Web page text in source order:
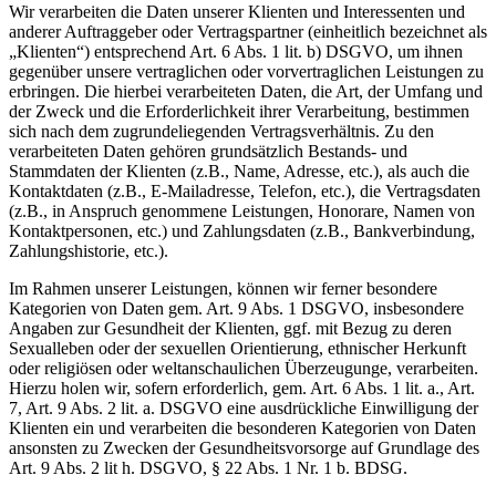
Wir verarbeiten die Daten unserer Klienten und Interessenten und
anderer Auftraggeber oder Vertragspartner (einheitlich bezeichnet als
„Klienten“) entsprechend Art. 6 Abs. 1 lit. b) DSGVO, um ihnen
gegenüber unsere vertraglichen oder vorvertraglichen Leistungen zu
erbringen. Die hierbei verarbeiteten Daten, die Art, der Umfang und
der Zweck und die Erforderlichkeit ihrer Verarbeitung, bestimmen
sich nach dem zugrundeliegenden Vertragsverhältnis. Zu den
verarbeiteten Daten gehören grundsätzlich Bestands- und
Stammdaten der Klienten (z.B., Name, Adresse, etc.), als auch die
Kontaktdaten (z.B., E-Mailadresse, Telefon, etc.), die Vertragsdaten
(z.B., in Anspruch genommene Leistungen, Honorare, Namen von
Kontaktpersonen, etc.) und Zahlungsdaten (z.B., Bankverbindung,
Zahlungshistorie, etc.).
Im Rahmen unserer Leistungen, können wir ferner besondere
Kategorien von Daten gem. Art. 9 Abs. 1 DSGVO, insbesondere
Angaben zur Gesundheit der Klienten, ggf. mit Bezug zu deren
Sexualleben oder der sexuellen Orientierung, ethnischer Herkunft
oder religiösen oder weltanschaulichen Überzeugunge, verarbeiten.
Hierzu holen wir, sofern erforderlich, gem. Art. 6 Abs. 1 lit. a., Art.
7, Art. 9 Abs. 2 lit. a. DSGVO eine ausdrückliche Einwilligung der
Klienten ein und verarbeiten die besonderen Kategorien von Daten
ansonsten zu Zwecken der Gesundheitsvorsorge auf Grundlage des
Art. 9 Abs. 2 lit h. DSGVO, § 22 Abs. 1 Nr. 1 b. BDSG.